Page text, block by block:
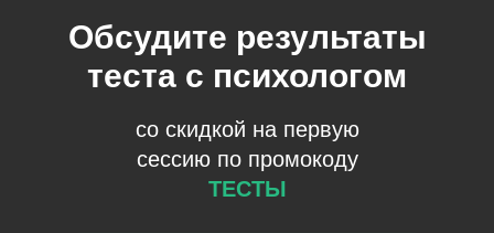
Обсудите результаты
теста с психологом
со скидкой на первую
сессию по промокоду
ТЕСТЫ